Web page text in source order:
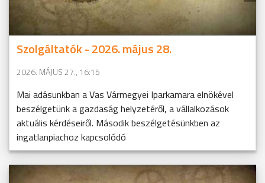
Szolgáltatók - 2026. május 28.
2026. MÁJUS 27., 16:15
Mai adásunkban a Vas Vármegyei Iparkamara elnökével
beszélgetünk a gazdaság helyzetéről, a vállalkozások
aktuális kérdéseiről. Második beszélgetésünkben az
ingatlanpiachoz kapcsolódó